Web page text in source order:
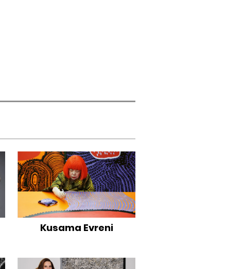
Kusama Evreni